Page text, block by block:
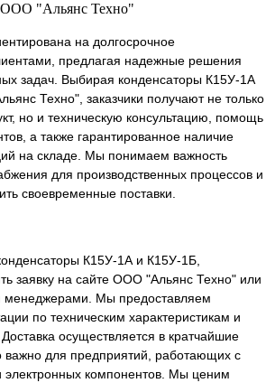
"Альянс Техно"
на долгосрочное
предлагая надежные решения
задач. Выбирая конденсаторы К15У-1А
Техно", заказчики получают не только
но и техническую консультацию, помощь
а также гарантированное наличие
на складе. Мы понимаем важность
для производственных процессов и
своевременные поставки.
К15У-1А и К15У-1Б,
заявку на сайте ООО "Альянс Техно" или
менеджерами. Мы предоставляем
по техническим характеристикам и
осуществляется в кратчайшие
важно для предприятий, работающих с
электронных компонентов. Мы ценим